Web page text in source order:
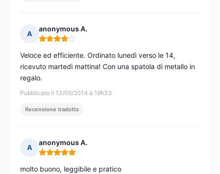
A
anonymous A.
Nota: 4 su 5
Pubblicato il 13/05/2014 à 19h33
Veloce ed efficiente. Ordinato lunedì verso le 14,
ricevuto martedì mattina! Con una spatola di metallo in
regalo.
Recensione tradotta
A
anonymous A.
Nota: 5 su 5
molto buono, leggibile e pratico